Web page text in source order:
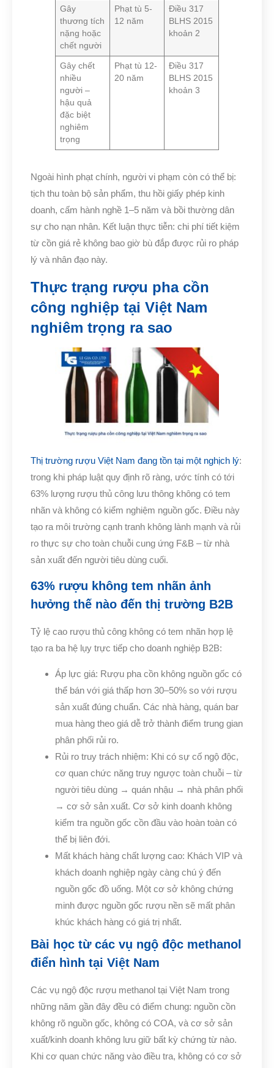
Gây
thương tích
nặng hoặc
chết người
Phạt tù 5-
12 năm
Điều 317
BLHS 2015
khoản 2
Gây chết
nhiều
người –
hậu quả
đặc biệt
nghiêm
trọng
Phạt tù 12-
20 năm
Điều 317
BLHS 2015
khoản 3
Ngoài hình phạt chính, người vi phạm còn có thể bị:
tịch thu toàn bộ sản phẩm, thu hồi giấy phép kinh
doanh, cấm hành nghề 1–5 năm và bồi thường dân
sự cho nạn nhân. Kết luận thực tiễn: chi phí tiết kiệm
từ cồn giá rẻ không bao giờ bù đắp được rủi ro pháp
lý và nhân đạo này.
Thực trạng rượu pha cồn
công nghiệp tại Việt Nam
nghiêm trọng ra sao
Thị trường rượu Việt Nam đang tồn tại một nghịch lý:
trong khi pháp luật quy định rõ ràng, ước tính có tới
63% lượng rượu thủ công lưu thông không có tem
nhãn và không có kiểm nghiệm nguồn gốc. Điều này
tạo ra môi trường cạnh tranh không lành mạnh và rủi
ro thực sự cho toàn chuỗi cung ứng F&B – từ nhà
sản xuất đến người tiêu dùng cuối.
63% rượu không tem nhãn ảnh
hưởng thế nào đến thị trường B2B
Tỷ lệ cao rượu thủ công không có tem nhãn hợp lệ
tạo ra ba hệ lụy trực tiếp cho doanh nghiệp B2B:
Áp lực giá: Rượu pha cồn không nguồn gốc có
thể bán với giá thấp hơn 30–50% so với rượu
sản xuất đúng chuẩn. Các nhà hàng, quán bar
mua hàng theo giá dễ trở thành điểm trung gian
phân phối rủi ro.
Rủi ro truy trách nhiệm: Khi có sự cố ngộ độc,
cơ quan chức năng truy ngược toàn chuỗi – từ
người tiêu dùng → quán nhậu → nhà phân phối
→ cơ sở sản xuất. Cơ sở kinh doanh không
kiểm tra nguồn gốc cồn đầu vào hoàn toàn có
thể bị liên đới.
Mất khách hàng chất lượng cao: Khách VIP và
khách doanh nghiệp ngày càng chú ý đến
nguồn gốc đồ uống. Một cơ sở không chứng
minh được nguồn gốc rượu nền sẽ mất phân
khúc khách hàng có giá trị nhất.
Bài học từ các vụ ngộ độc methanol
điển hình tại Việt Nam
Các vụ ngộ độc rượu methanol tại Việt Nam trong
những năm gần đây đều có điểm chung: nguồn cồn
không rõ nguồn gốc, không có COA, và cơ sở sản
xuất/kinh doanh không lưu giữ bất kỳ chứng từ nào.
Khi cơ quan chức năng vào điều tra, không có cơ sở